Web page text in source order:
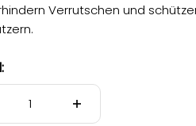
Verrutschen und